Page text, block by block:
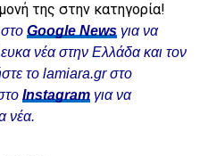
της στην κατηγορία!
Google Newsγια να
νέα στην Ελλάδα και τον
το lamiara.gr στο
Instagram για να
νέα.